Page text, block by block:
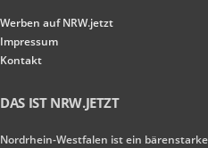
Werben auf NRW.jetzt
Impressum
Kontakt
DAS IST NRW.JETZT
Nordrhein-Westfalen ist ein